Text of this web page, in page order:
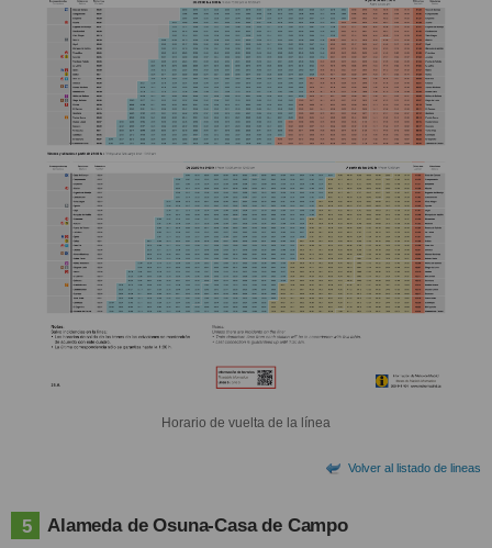
Horario de vuelta de la línea
Volver al listado de lineas
5 Alameda de Osuna-Casa de Campo